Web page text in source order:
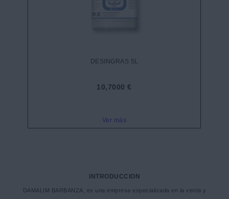
DESINGRAS 5L
10,7000 €
Ver más
INTRODUCCION
DAMALIM BARBANZA, es una empresa especializada en la venta y